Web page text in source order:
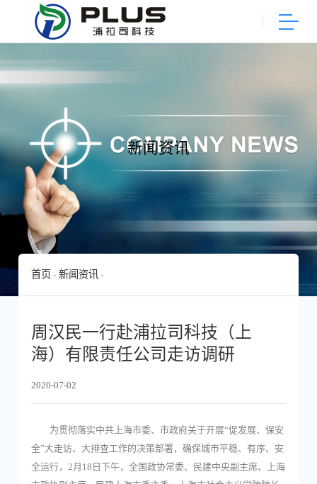
新闻资讯
首页 新闻资讯
周汉民一行赴浦拉司科技（上
海）有限责任公司走访调研
2020-07-02
为贯彻落实中共上海市委、市政府关于开展“促发展、保安
全”大走访、大排查工作的决策部署，确保城市平稳、有序、安
全运行，2月18日下午，全国政协常委、民建中央副主席、上海